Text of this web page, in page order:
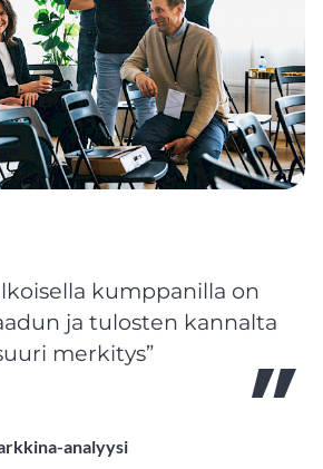
kumppanilla on
ja tulosten kannalta
merkitys”
analyysi